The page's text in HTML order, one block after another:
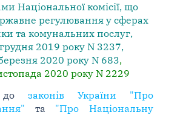
Національної комісії, що
регулювання у сферах
та комунальних послуг,
2019 року N 3237,
2020 року N 683,
2020 року N 2229
до законів України "Про
та "Про Національну